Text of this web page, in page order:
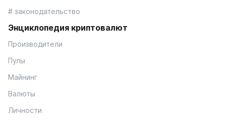
# законодательство
Энциклопедия криптовалют
Производители
Пулы
Майнинг
Валюты
Личности